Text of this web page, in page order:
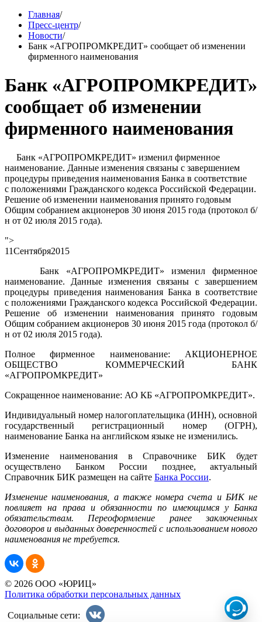
Главная/
Пресс-центр/
Новости/
Банк «АГРОПРОМКРЕДИТ» сообщает об изменении
фирменного наименования
Банк «АГРОПРОМКРЕДИТ»
сообщает об изменении
фирменного наименования
Банк «АГРОПРОМКРЕДИТ» изменил фирменное
наименование. Данные изменения связаны с завершением
процедуры приведения наименования Банка в соответствие
с положениями Гражданского кодекса Российской Федерации.
Решение об изменении наименования принято годовым
Общим собранием акционеров 30 июня 2015 года (протокол б/
н от 02 июля 2015 года).
">
11Сентября2015
Банк «АГРОПРОМКРЕДИТ» изменил фирменное
наименование. Данные изменения связаны с завершением
процедуры приведения наименования Банка в соответствие
с положениями Гражданского кодекса Российской Федерации.
Решение об изменении наименования принято годовым
Общим собранием акционеров 30 июня 2015 года (протокол б/
н от 02 июля 2015 года).
Полное фирменное наименование: АКЦИОНЕРНОЕ
ОБЩЕСТВО КОММЕРЧЕСКИЙ БАНК
«АГРОПРОМКРЕДИТ»
Сокращенное наименование: АО КБ «АГРОПРОМКРЕДИТ».
Индивидуальный номер налогоплательщика (ИНН), основной
государственный регистрационный номер (ОГРН),
наименование Банка на английском языке не изменились.
Изменение наименования в Справочнике БИК будет
осуществлено Банком России позднее, актуальный
Справочник БИК размещен на сайте Банка России.
Изменение наименования, а также номера счета и БИК не
повлияет на права и обязанности по имеющимся у Банка
обязательствам. Переоформление ранее заключенных
договоров и выданных доверенностей с использованием нового
наименования не требуется.
© 2026 ООО «ЮРИЦ»
Политика обработки персональных данных
Социальные сети: